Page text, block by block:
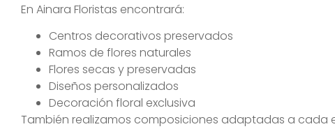
En Ainara Floristas encontrará:
Centros decorativos preservados
Ramos de flores naturales
Flores secas y preservadas
Diseños personalizados
Decoración floral exclusiva
También realizamos composiciones adaptadas a cada